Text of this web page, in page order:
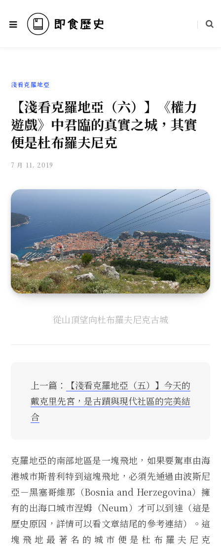
淺看克羅地亞
【淺看克羅地亞（六）】《權力
遊戲》中君臨的真實之城，其實
便是杜布羅夫尼克
7 月 11, 2019
從山頂望向杜布羅夫尼克古城
上一篇：
【淺看克羅地亞（五）】今天的
戴克里先宮，是古蹟與現代社區的完美結
合
克羅地亞的南部地區是一塊飛地，如果要駕車由海
港城市斯普利特到這塊飛地，必須先通過由波斯尼
亞－黑塞哥維那（Bosnia and Herzegovina）擁
有的出海口城市涅姆（Neum）才可以到達（這是
歷史原因，詳情可以看文章結尾的參考連結）。這
塊飛地最著名的城市便是杜布羅夫尼克